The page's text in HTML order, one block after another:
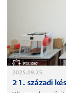
2025.09.25.
21. századi